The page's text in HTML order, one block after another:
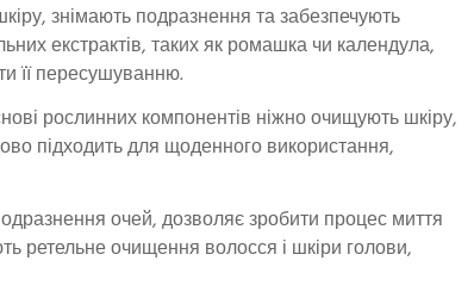
знімають подразнення та забезпечують
екстрактів, таких як ромашка чи календула,
її пересушуванню.
рослинних компонентів ніжно очищують шкіру,
підходить для щоденного використання,
очей, дозволяє зробити процес миття
ретельне очищення волосся і шкіри голови,